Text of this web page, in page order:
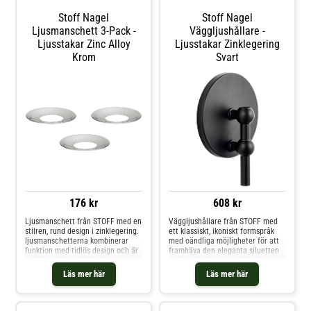
Stoff.- Ljusen kommer i olika
färger. Ljusets mått:- Bredd: 13
mm.- Höjd: 290 mm. Skötselråd för
ljusen- Håll alltid ljuset under
uppsikt. Shoppa Ljusstakar och
Royal Design.
Stoff Nagel
Ljusmanschett 3-Pack -
Ljusstakar Zinc Alloy
Krom
176 kr
Läs mer här
Ljusmanschett från STOFF med en
stilren, rund design i zinklegering.
ljusmanschetterna kombinerar
funktion med tidlös design och är
perfekta för att hålla dina
ljusstakar rena och fria från
stearin.Om ljusmanschetten från
STOFF- Gjord av zinklegering.-
Stoff Nagel
Väggljushållare -
Ljusstakar Zinklegering
Svart
608 kr
Läs mer här
Väggljushållare från STOFF med
ett klassiskt, ikoniskt formspråk
med oändliga möjligheter för att
framhäva den eleganta siluetten
och ge designen ett välbalanserat
uttryck.Kombinera
väggljushållaren med ljushållare
från STOFF.Om väggljushållaren